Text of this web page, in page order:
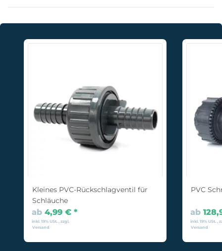
Kleines PVC-Rückschlagventil für
Schläuche
ab 4,99 € *
inkl. 19% USt. , zzgl.
Versand
PVC
ab
inkl. 19% USt. ,
Versand